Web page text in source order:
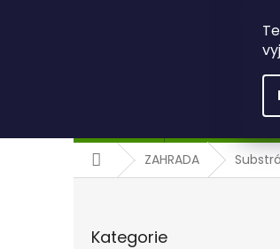
DomůZAHRADA
kategorie
Kategorie